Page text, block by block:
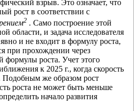
взрыв. Это означает, что
рост в соответствии с
2 . Само построение этой
области, и задача исследователя
и не входит в формулу роста,
при прохождении через
формулы роста. Учет этого
к 2025 г., когда скорость
Подобным же образом рост
роста не может быть меньше
начало развития